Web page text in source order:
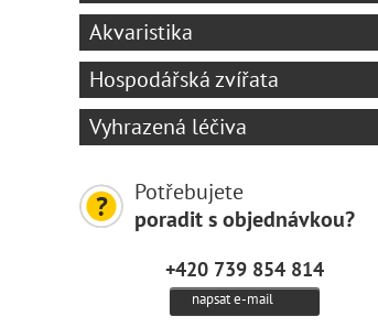
Akvaristika
Hospodářská zvířata
Vyhrazená léčiva
Potřebujete
poradit s objednávkou?
+420 739 854 814
napsat e-mail